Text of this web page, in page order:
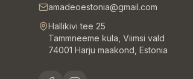
amadeoestonia@gmail.com
Hallikivi tee 25
Tammneeme küla, Viimsi vald
74001 Harju maakond, Estonia